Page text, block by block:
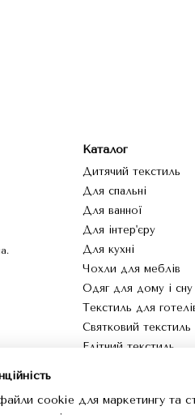
Каталог
Дитячий текстиль
Для спальні
Для ванної
Для інтер'єру
Для кухні
Чохли для меблів
Одяг для дому і сну
Текстиль для
Святковий текстиль
Елітний текстиль
cookie для маркетингу та